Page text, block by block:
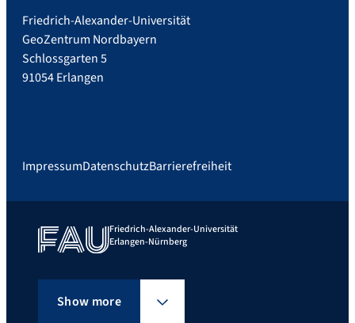
Friedrich-Alexander-Universität
GeoZentrum Nordbayern
Schlossgarten 5
91054 Erlangen
ImpressumDatenschutzBarrierefreiheit
Friedrich-Alexander-Universität
Erlangen-Nürnberg
Show more